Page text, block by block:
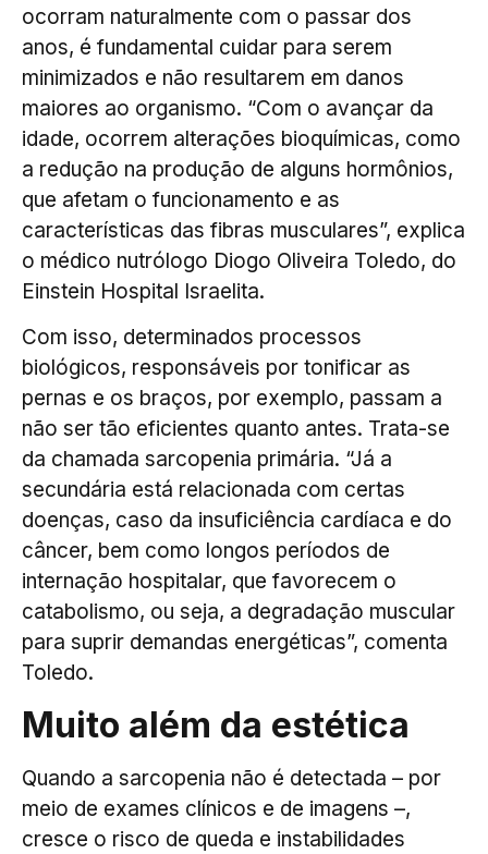
ocorram naturalmente com o passar dos
anos, é fundamental cuidar para serem
minimizados e não resultarem em danos
maiores ao organismo. “Com o avançar da
idade, ocorrem alterações bioquímicas, como
a redução na produção de alguns hormônios,
que afetam o funcionamento e as
características das fibras musculares”, explica
o médico nutrólogo Diogo Oliveira Toledo, do
Einstein Hospital Israelita.
Com isso, determinados processos
biológicos, responsáveis por tonificar as
pernas e os braços, por exemplo, passam a
não ser tão eficientes quanto antes. Trata-se
da chamada sarcopenia primária. “Já a
secundária está relacionada com certas
doenças, caso da insuficiência cardíaca e do
câncer, bem como longos períodos de
internação hospitalar, que favorecem o
catabolismo, ou seja, a degradação muscular
para suprir demandas energéticas”, comenta
Toledo.
Muito além da estética
Quando a sarcopenia não é detectada – por
meio de exames clínicos e de imagens –,
cresce o risco de queda e instabilidades